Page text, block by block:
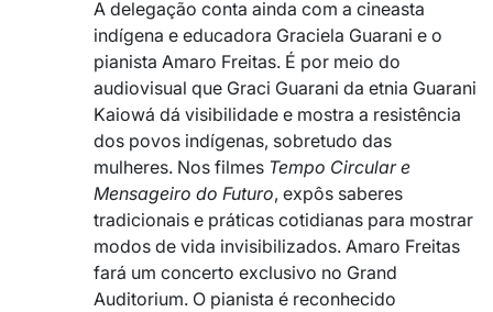
A delegação conta ainda com a cineasta
indígena e educadora Graciela Guarani e o
pianista Amaro Freitas. É por meio do
audiovisual que Graci Guarani da etnia Guarani
Kaiowá dá visibilidade e mostra a resistência
dos povos indígenas, sobretudo das
mulheres. Nos filmes Tempo Circular e
Mensageiro do Futuro, expôs saberes
tradicionais e práticas cotidianas para mostrar
modos de vida invisibilizados. Amaro Freitas
fará um concerto exclusivo no Grand
Auditorium. O pianista é reconhecido